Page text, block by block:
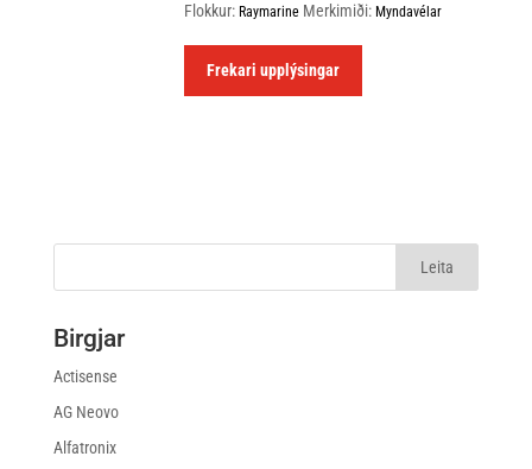
Flokkur: Raymarine Merkimiði: Myndavélar
Frekari upplýsingar
Birgjar
Actisense
AG Neovo
Alfatronix